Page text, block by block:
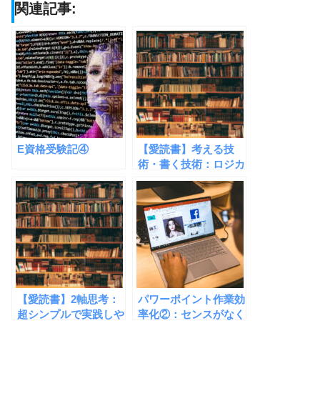
関連記事:
E資格受験記④
【愛読書】考える技
術・書く技術：ロジカ
ルに考える力が身につ
く本
【愛読書】2軸思考：
超シンプルで実践しや
パワーポイント作業効
率化②：センスがなく